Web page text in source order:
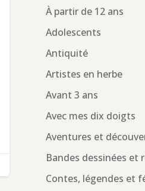
À partir de 12 ans
Adolescents
Antiquité
Artistes en herbe
Avant 3 ans
Avec mes dix doigts
Aventures et
Bandes dessinées et
Contes, légendes et